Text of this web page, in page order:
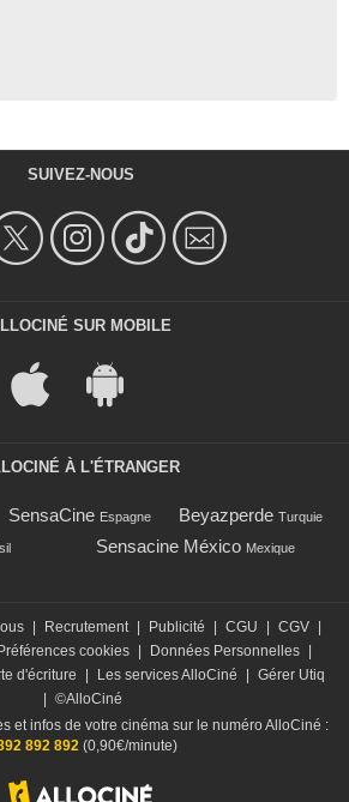
SUIVEZ-NOUS
SUR MOBILE
À L'ÉTRANGER
SensaCine Espagne Beyazperde Turquie
Sensacine México Mexique
Recrutement Publicité CGU CGV
Préférences cookies Données Personnelles
d'écriture Les services AlloCiné
Gérer Utiq
©AlloCiné
et infos de votre cinéma sur le numéro AlloCiné :
892 892(0,90€/minute)